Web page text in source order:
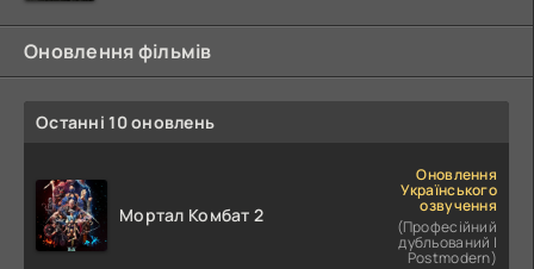
Оновлення фільмів
Останні 10 оновлень
Мортал Комбат 2
Оновлення
Українського
озвучення
(Професійний
дубльований |
Postmodern)